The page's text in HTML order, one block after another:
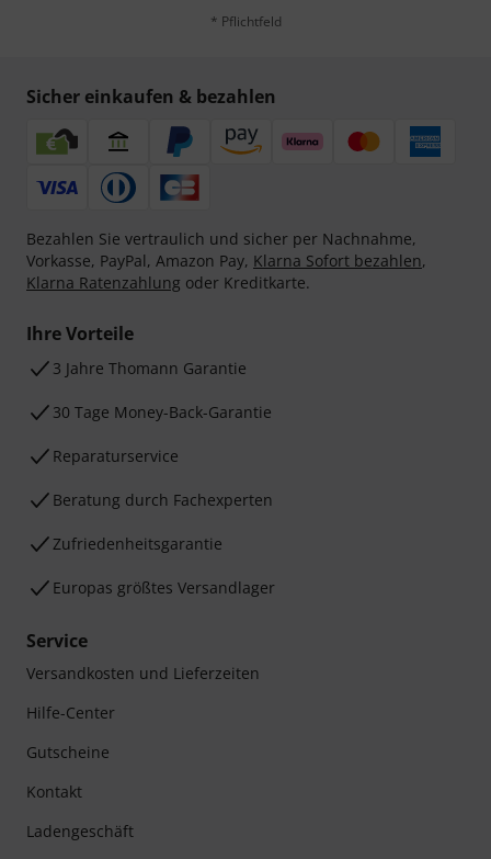
* Pflichtfeld
Sicher einkaufen & bezahlen
Bezahlen Sie vertraulich und sicher per Nachnahme,
Vorkasse, PayPal, Amazon Pay, Klarna Sofort bezahlen,
Klarna Ratenzahlung oder Kreditkarte.
Ihre Vorteile
3 Jahre Thomann Garantie
30 Tage Money-Back-Garantie
Reparaturservice
Beratung durch Fachexperten
Zufriedenheitsgarantie
Europas größtes Versandlager
Service
Versandkosten und Lieferzeiten
Hilfe-Center
Gutscheine
Kontakt
Ladengeschäft